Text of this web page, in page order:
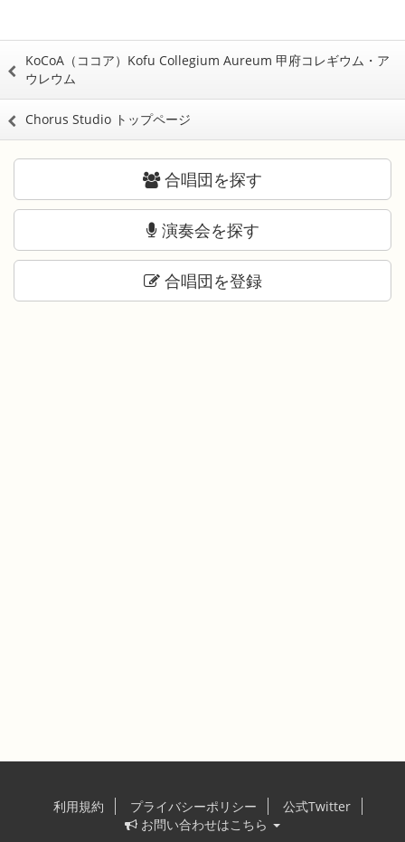
KoCoA（ココア）Kofu Collegium Aureum 甲府コレギウム・ア
ウレウム
Chorus Studio トップページ
合唱団を探す
演奏会を探す
合唱団を登録
利用規約 プライバシーポリシー
公式Twitter
お問い合わせはこちら